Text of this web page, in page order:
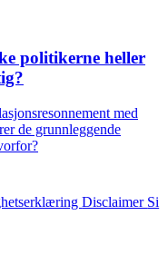
politikerne heller
med
de grunnleggende
Disclaimer Si